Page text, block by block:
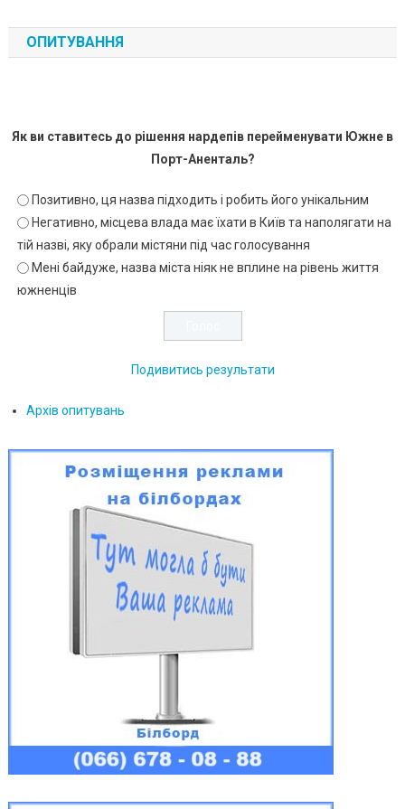
ОПИТУВАННЯ
Як ви ставитесь до рішення нардепів перейменувати Южне в
Порт-Аненталь?
Позитивно, ця назва підходить і робить його унікальним
Негативно, місцева влада має їхати в Київ та наполягати на
тій назві, яку обрали містяни під час голосування
Мені байдуже, назва міста ніяк не вплине на рівень життя
южненців
Подивитись результати
Архів опитувань